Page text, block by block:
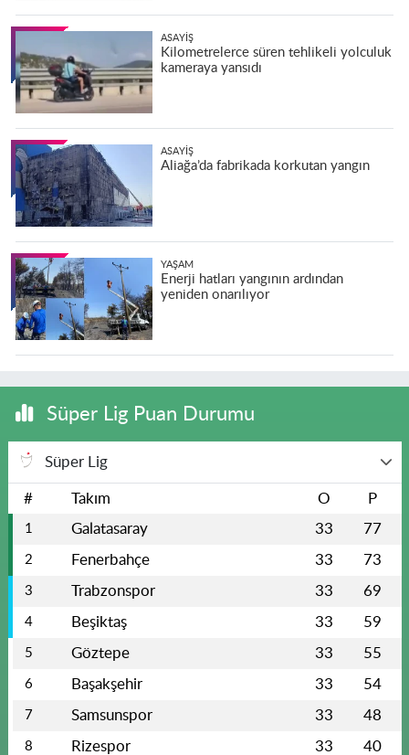
ASAYIŞ
Kilometrelerce süren tehlikeli yolculuk
kameraya yansıdı
ASAYIŞ
Aliağa’da fabrikada korkutan yangın
YAŞAM
Enerji hatları yangının ardından
yeniden onarılıyor
Süper Lig Puan Durumu
Süper Lig
# Takım O P
1 Galatasaray 33 77
2 Fenerbahçe 33 73
3 Trabzonspor 33 69
4 Beşiktaş 33 59
5 Göztepe 33 55
6 Başakşehir 33 54
7 Samsunspor 33 48
8 Rizespor 33 40